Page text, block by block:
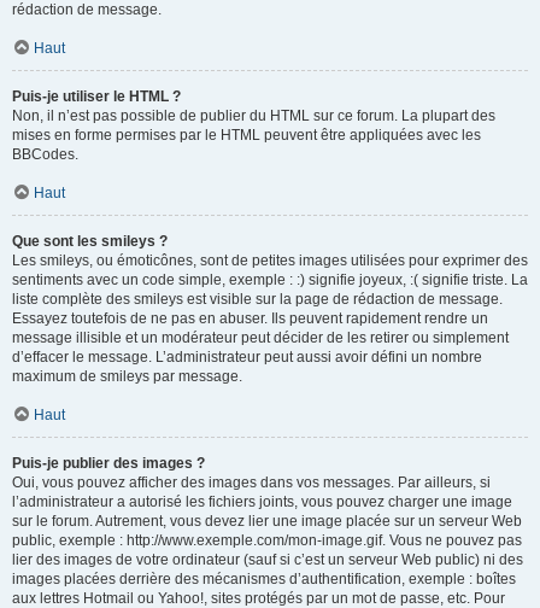
rédaction de message.
Haut
Puis-je utiliser le HTML ?
Non, il n’est pas possible de publier du HTML sur ce forum. La plupart des
mises en forme permises par le HTML peuvent être appliquées avec les
BBCodes.
Haut
Que sont les smileys ?
Les smileys, ou émoticônes, sont de petites images utilisées pour exprimer des
sentiments avec un code simple, exemple : :) signifie joyeux, :( signifie triste. La
liste complète des smileys est visible sur la page de rédaction de message.
Essayez toutefois de ne pas en abuser. Ils peuvent rapidement rendre un
message illisible et un modérateur peut décider de les retirer ou simplement
d’effacer le message. L’administrateur peut aussi avoir défini un nombre
maximum de smileys par message.
Haut
Puis-je publier des images ?
Oui, vous pouvez afficher des images dans vos messages. Par ailleurs, si
l’administrateur a autorisé les fichiers joints, vous pouvez charger une image
sur le forum. Autrement, vous devez lier une image placée sur un serveur Web
public, exemple : http://www.exemple.com/mon-image.gif. Vous ne pouvez pas
lier des images de votre ordinateur (sauf si c’est un serveur Web public) ni des
images placées derrière des mécanismes d’authentification, exemple : boîtes
aux lettres Hotmail ou Yahoo!, sites protégés par un mot de passe, etc. Pour